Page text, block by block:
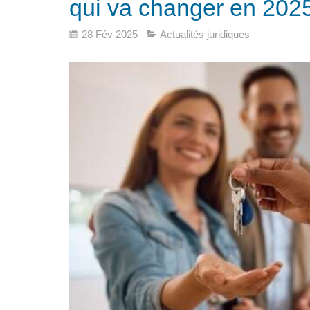
qui va changer en
28 Fév 2025 Actualités juridiques